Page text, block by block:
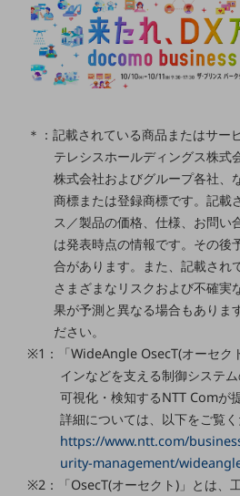
解決するヒントをお届けする記事サイト
新着記事
お役立ち資料ダウンロード
トレンド記事特集
IT用語集
課題やニーズに合ったサービスをご紹介し、
中堅中小企業のビジネスをサポート！
お悩みから見つける
お悩みから見つけるTOP
ネットワーク
モバイル・音声
バックオフィス
リモート・ハイブリッドワーク
セキュリティ
その他のお悩みはこちら
業界から見つける
業界から見つけるTOP
製造業
＊：記載されている商品またはサー
テレシスホールディングス株式
株式会社およびグループ各社、
商標または登録商標です。記載
ス／製品の価格、仕様、お問い
は発表時点の情報です。その後
合があります。また、記載され
さまざまなリスクおよび不確実
果が予測と異なる場合もありま
ださい。
※1：「WideAngle OsecT(オーセク
インなどを支える制御システ
可視化・検知するNTT Comが
詳細については、以下をご覧く
https://www.ntt.com/
urity-management/
※2：「OsecT(オーセクト)」とは、